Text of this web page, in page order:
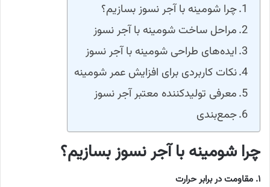
چرا شومینه با آجر نسوز بسازیم؟
مراحل ساخت شومینه با آجر نسوز
ایده‌های طراحی شومینه با آجر نسوز
نکات کاربردی برای افزایش عمر شومینه
معرفی تولیدکننده معتبر آجر نسوز
جمع‌بندی
چرا شومینه با آجر نسوز بسازیم؟
۱. مقاومت در برابر حرارت